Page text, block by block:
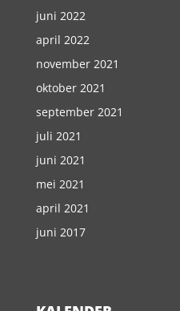
juni 2022
april 2022
november 2021
oktober 2021
september 2021
juli 2021
juni 2021
mei 2021
april 2021
juni 2017